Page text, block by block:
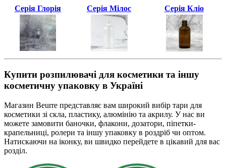
Серія Глорія Серія Мілос Серія Кліо
Купити розпилювачі для косметики та іншу
косметичну упаковку в Україні
Магазин Beurre представляє вам широкий вибір тари для
косметики зі скла, пластику, алюмінію та акрилу. У нас ви
можете замовити баночки, флакони, дозатори, піпетки-
крапельниці, ролери та іншу упаковку в роздріб чи оптом.
Натискаючи на іконку, ви швидко перейдете в цікавий для вас
розділ.